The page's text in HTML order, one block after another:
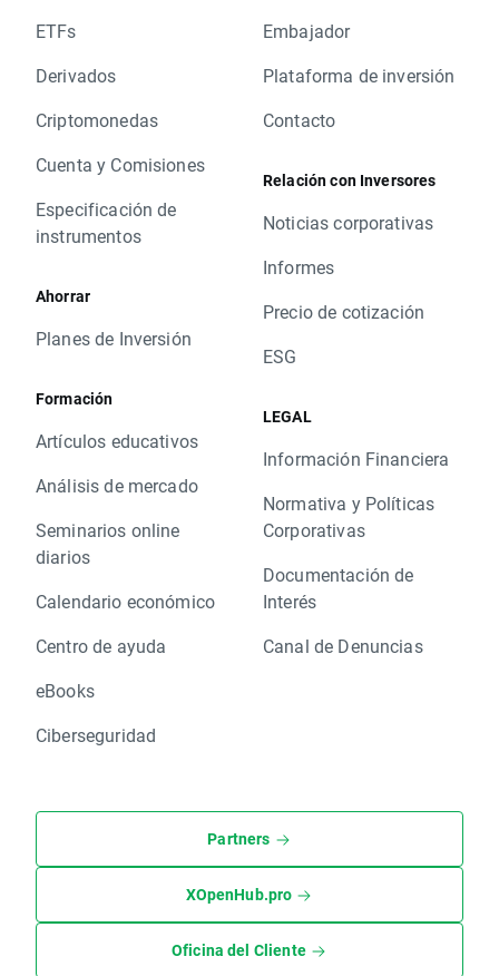
ETFs
Derivados
Criptomonedas
Cuenta y Comisiones
Especificación de
instrumentos
Ahorrar
Planes de Inversión
Formación
Artículos educativos
Análisis de mercado
Seminarios online
diarios
Calendario económico
Centro de ayuda
eBooks
Ciberseguridad
Embajador
Plataforma de inversión
Contacto
Relación con Inversores
Noticias corporativas
Informes
Precio de cotización
ESG
LEGAL
Información Financiera
Normativa y Políticas
Corporativas
Documentación de
Interés
Canal de Denuncias
Partners
XOpenHub.pro
Oficina del Cliente